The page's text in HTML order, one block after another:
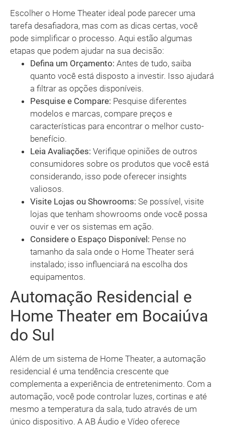
Escolher o Home Theater ideal pode parecer uma
tarefa desafiadora, mas com as dicas certas, você
pode simplificar o processo. Aqui estão algumas
etapas que podem ajudar na sua decisão:
Defina um Orçamento: Antes de tudo, saiba
quanto você está disposto a investir. Isso ajudará
a filtrar as opções disponíveis.
Pesquise e Compare: Pesquise diferentes
modelos e marcas, compare preços e
características para encontrar o melhor custo-
benefício.
Leia Avaliações: Verifique opiniões de outros
consumidores sobre os produtos que você está
considerando, isso pode oferecer insights
valiosos.
Visite Lojas ou Showrooms: Se possível, visite
lojas que tenham showrooms onde você possa
ouvir e ver os sistemas em ação.
Considere o Espaço Disponível: Pense no
tamanho da sala onde o Home Theater será
instalado; isso influenciará na escolha dos
equipamentos.
Automação Residencial e
Home Theater em Bocaiúva
do Sul
Além de um sistema de Home Theater, a automação
residencial é uma tendência crescente que
complementa a experiência de entretenimento. Com a
automação, você pode controlar luzes, cortinas e até
mesmo a temperatura da sala, tudo através de um
único dispositivo. A AB Áudio e Vídeo oferece